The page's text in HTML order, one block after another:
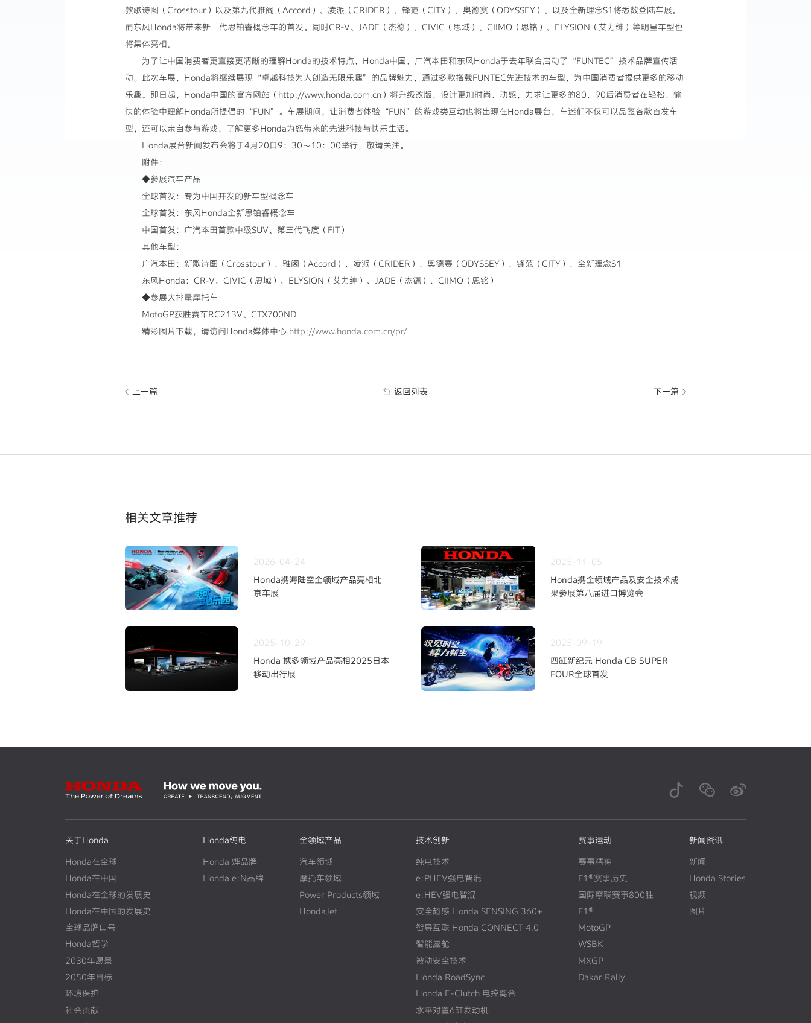
款歌诗图（Crosstour）以及第九代雅阁（Accord）、凌派（CRIDER）、锋范（CITY）、奥德赛（ODYSSEY）、以及全新理念S1将悉数登陆车展。
而东风Honda将带来新一代思铂睿概念车的首发。同时CR-V、JADE（杰德）、CIVIC（思域）、CIIMO（思铭）、ELYSION（艾力绅）等明星车型也
将集体亮相。
为了让中国消费者更直接更清晰的理解Honda的技术特点，Honda中国、广汽本田和东风Honda于去年联合启动了“FUNTEC”技术品牌宣传活
动。此次车展，Honda将继续展现“卓越科技为人创造无限乐趣”的品牌魅力，通过多款搭载FUNTEC先进技术的车型，为中国消费者提供更多的移动
乐趣。即日起，Honda中国的官方网站（http://www.honda.com.cn）将升级改版，设计更加时尚、动感，力求让更多的80、90后消费者在轻松、愉
快的体验中理解Honda所提倡的“FUN”。车展期间，让消费者体验“FUN”的游戏类互动也将出现在Honda展台，车迷们不仅可以品鉴各款首发车
型，还可以亲自参与游戏，了解更多Honda为您带来的先进科技与快乐生活。
Honda展台新闻发布会将于4月20日9：30～10：00举行，敬请关注。
附件：
◆参展汽车产品
全球首发：专为中国开发的新车型概念车
全球首发：东风Honda全新思铂睿概念车
中国首发：广汽本田首款中级SUV、第三代飞度（FIT）
其他车型：
广汽本田：新歌诗图（Crosstour）、雅阁（Accord）、凌派（CRIDER）、奥德赛（ODYSSEY）、锋范（CITY）、全新理念S1
东风Honda：CR-V、CIVIC（思域）、ELYSION（艾力绅）、JADE（杰德）、CIIMO（思铭）
◆参展大排量摩托车
MotoGP获胜赛车RC213V、CTX700ND
精彩图片下载，请访问Honda媒体中心 http://www.honda.com.cn/pr/
上一篇 返回列表 下一篇
相关文章推荐
2026-04-24
Honda携海陆空全领域产品亮相北
京车展
2025-11-05
Honda携全领域产品及安全技术成
果参展第八届进口博览会
2025-10-29
Honda 携多领域产品亮相2025日本
移动出行展
2025-09-19
四缸新纪元 Honda CB SUPER
FOUR全球首发
关于Honda
Honda在全球
Honda在中国
Honda在全球的发展史
Honda在中国的发展史
全球品牌口号
Honda哲学
2030年愿景
2050年目标
环境保护
社会贡献
Honda纯电
Honda 烨品牌
Honda e:N品牌
全领域产品
汽车领域
摩托车领域
Power Products领域
HondaJet
技术创新
纯电技术
e:PHEV强电智混
e:HEV强电智混
安全超感 Honda SENSING 360+
智导互联 Honda CONNECT 4.0
智能座舱
被动安全技术
Honda RoadSync
Honda E-Clutch 电控离合
水平对置6缸发动机
赛事运动
赛事精神
F1®赛事历史
国际摩联赛事800胜
F1®
MotoGP
WSBK
MXGP
Dakar Rally
新闻资讯
新闻
Honda Stories
视频
图片